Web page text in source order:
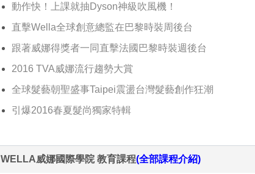
動作快！上課就抽Dyson神級吹風機！
直擊Wella全球創意總監在巴黎時裝周後台
跟著威娜得獎者一同直擊法國巴黎時裝週後台
2016 TVA威娜流行趨勢大賞
全球髮藝朝聖盛事Taipei震盪台灣髮藝創作狂潮
引爆2016春夏髮尚獨家特輯
WELLA威娜國際學院 教育課程(全部課程介紹)